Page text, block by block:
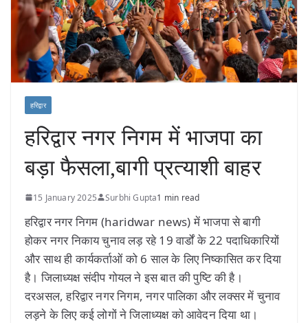
हरिद्वार
हरिद्वार नगर निगम में भाजपा का
बड़ा फैसला,बागी प्रत्याशी बाहर
15 January 2025 Surbhi Gupta1 min read
हरिद्वार नगर निगम (haridwar news) में भाजपा से बागी
होकर नगर निकाय चुनाव लड़ रहे 19 वार्डों के 22 पदाधिकारियों
और साथ ही कार्यकर्ताओं को 6 साल के लिए निष्कासित कर दिया
है। जिलाध्यक्ष संदीप गोयल ने इस बात की पुष्टि की है।
दरअसल, हरिद्वार नगर निगम, नगर पालिका और लक्सर में चुनाव
लड़ने के लिए कई लोगों ने जिलाध्यक्ष को आवेदन दिया था।